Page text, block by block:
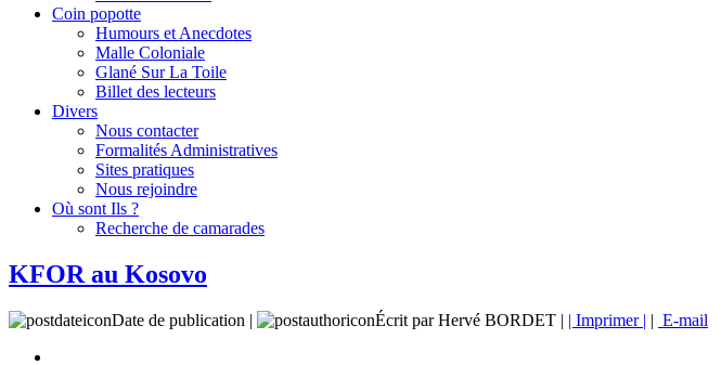
Coin popotte
Humours et Anecdotes
Malle Coloniale
Glané Sur La Toile
Billet des lecteurs
Divers
Nous contacter
Formalités Administratives
Sites pratiques
Nous rejoindre
Où sont Ils ?
Recherche de camarades
KFOR au Kosovo
Date de publication | Écrit par Hervé BORDET | | Imprimer | | E-mail